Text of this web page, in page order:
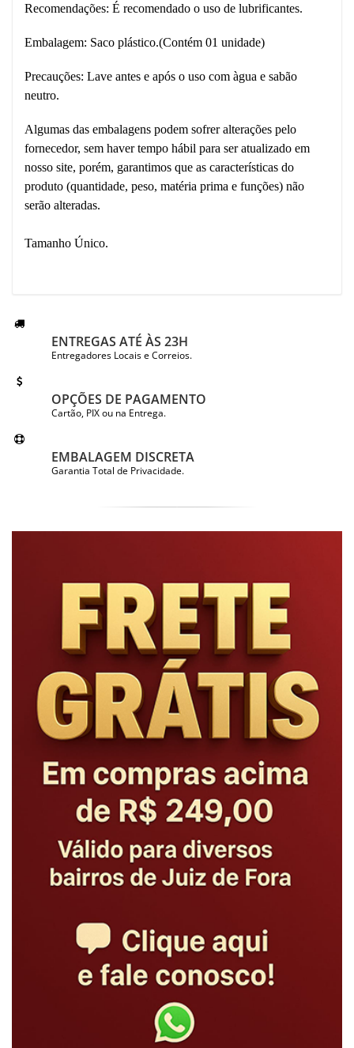
Recomendações: É recomendado o uso de lubrificantes.
Embalagem: Saco plástico.(Contém 01 unidade)
Precauções: Lave antes e após o uso com àgua e sabão
neutro.
Algumas das embalagens podem sofrer alterações pelo
fornecedor, sem haver tempo hábil para ser atualizado em
nosso site, porém, garantimos que as características do
produto (quantidade, peso, matéria prima e funções) não
serão alteradas.
Tamanho Único.
ENTREGAS ATÉ ÀS 23H
Entregadores Locais e Correios.
OPÇÕES DE PAGAMENTO
Cartão, PIX ou na Entrega.
EMBALAGEM DISCRETA
Garantia Total de Privacidade.